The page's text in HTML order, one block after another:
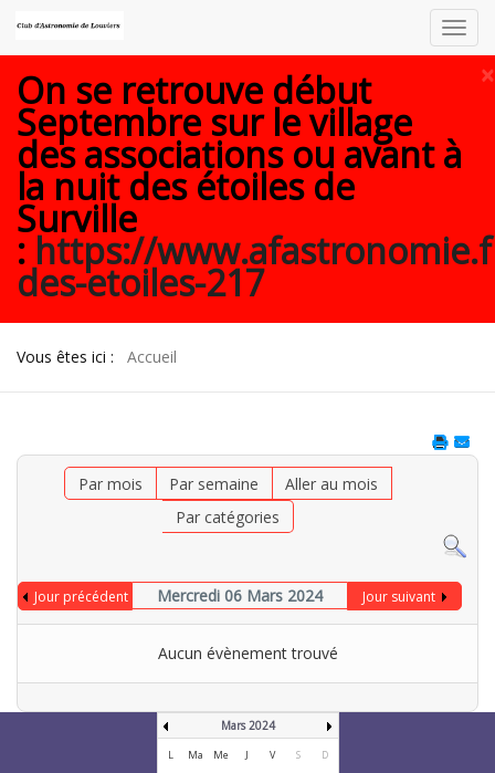
×
On se retrouve début
Septembre sur le village
des associations ou avant à
la nuit des étoiles de
Surville
: https://
des-etoiles-217
Vous êtes ici : Accueil
Par mois Par semaine
Aller au mois
Par catégories
Jour précédent Mercredi 06 Mars 2024 Jour suivant
Aucun évènement trouvé
Mars 2024
L Ma Me J V S
D